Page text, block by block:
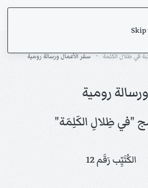
في ظلال الكلمة سفر الأعمال ورسالة رومية
رومية
"في ظِلالِ الكَلِمَة"
الكُتَيِّب رَقَم 12